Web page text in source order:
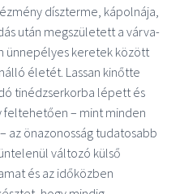
díszterme, kápolnája,
után megszületett a várva-
ünnepélyes keretek között
életét. Lassan kinőtte
tinédzserkorba lépett és
feltehetően – mint minden
az önazonosság tudatosabb
változó külső
és az időközben